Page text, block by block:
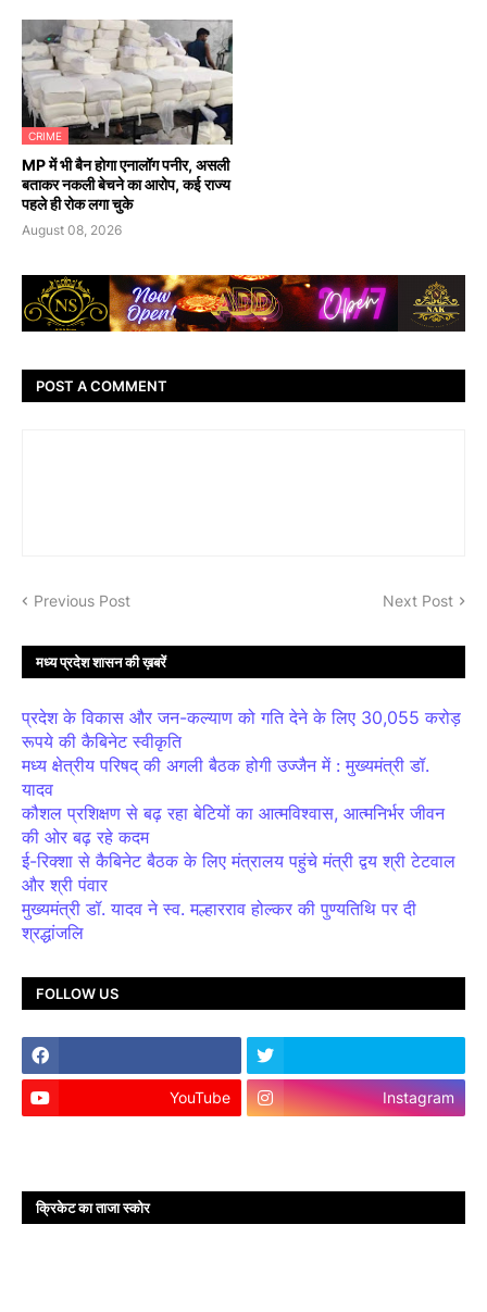
CRIME
MP में भी बैन होगा एनालॉग पनीर, असली
बताकर नकली बेचने का आरोप, कई राज्य
पहले ही रोक लगा चुके
August 08, 2026
POST A COMMENT
Previous Post Next Post
मध्य प्रदेश शासन की ख़बरें
प्रदेश के विकास और जन-कल्याण को गति देने के लिए 30,055 करोड़
रूपये की कैबिनेट स्वीकृति
मध्य क्षेत्रीय परिषद् की अगली बैठक होगी उज्जैन में : मुख्यमंत्री डॉ.
यादव
कौशल प्रशिक्षण से बढ़ रहा बेटियों का आत्मविश्वास, आत्मनिर्भर जीवन
की ओर बढ़ रहे कदम
ई-रिक्शा से कैबिनेट बैठक के लिए मंत्रालय पहुंचे मंत्री द्वय श्री टेटवाल
और श्री पंवार
मुख्यमंत्री डॉ. यादव ने स्व. मल्हारराव होल्कर की पुण्यतिथि पर दी
श्रद्धांजलि
FOLLOW US
YouTube Instagram
क्रिकेट का ताजा स्कोर